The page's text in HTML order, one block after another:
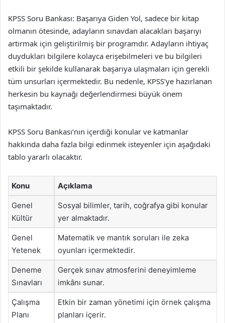
KPSS Soru Bankası: Başarıya Giden Yol, sadece bir kitap
olmanın ötesinde, adayların sınavdan alacakları başarıyı
artırmak için geliştirilmiş bir programdır. Adayların ihtiyaç
duydukları bilgilere kolayca erişebilmeleri ve bu bilgileri
etkili bir şekilde kullanarak başarıya ulaşmaları için gerekli
tüm unsurları içermektedir. Bu nedenle, KPSS’ye hazırlanan
herkesin bu kaynağı değerlendirmesi büyük önem
taşımaktadır.
KPSS Soru Bankası’nın içerdiği konular ve katmanlar
hakkında daha fazla bilgi edinmek isteyenler için aşağıdaki
tablo yararlı olacaktır.
Konu Açıklama
Genel
Kültür
Sosyal bilimler, tarih, coğrafya gibi konular
yer almaktadır.
Genel
Yetenek
Matematik ve mantık soruları ile zeka
oyunları içermektedir.
Deneme
Sınavları
Gerçek sınav atmosferini deneyimleme
imkânı sunar.
Çalışma
Planı
Etkin bir zaman yönetimi için örnek çalışma
planları içerir.